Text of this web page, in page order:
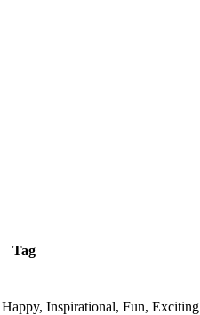
Tag
Happy, Inspirational, Fun, Exciting